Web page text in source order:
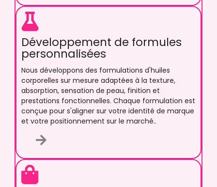
Développement de formules
personnalisées
Nous développons des formulations d'huiles
corporelles sur mesure adaptées à la texture,
absorption, sensation de peau, finition et
prestations fonctionnelles. Chaque formulation est
conçue pour s'aligner sur votre identité de marque
et votre positionnement sur le marché..